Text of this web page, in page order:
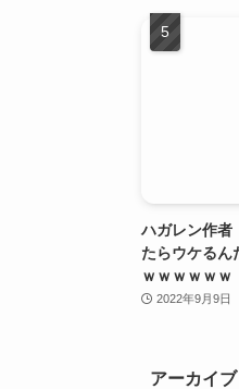
ハガレン作者
たらウケる
ｗｗｗｗｗｗ
2022年9月9日
アーカイブ